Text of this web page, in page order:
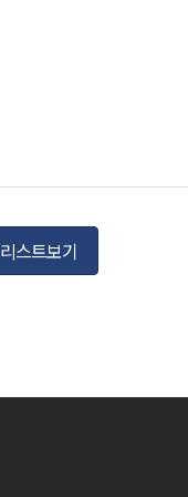
리스트보기